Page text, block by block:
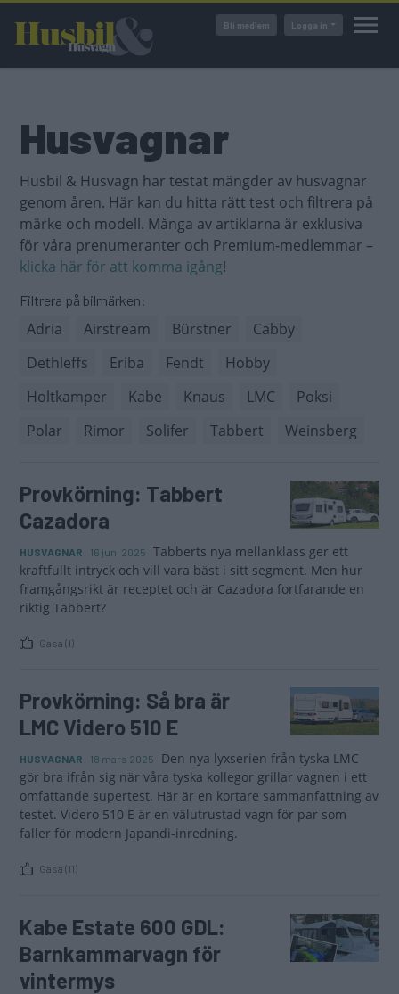
huvudinnehåll
Bli medlem Logga in
Husvagnar
Husbil & Husvagn har testat mängder av husvagnar
genom åren. Här kan du hitta rätt test och filtrera på
märke och modell. Många av artiklarna är exklusiva
för våra prenumeranter och Premium-medlemmar –
klicka här för att komma igång!
Filtrera på bilmärken:
Adria Airstream Bürstner
Cabby
Dethleffs
Eriba Fendt
Hobby
Holtkamper
Kabe Knaus LMC
Poksi
Polar
Rimor Solifer Tabbert Weinsberg
Provkörning: Tabbert
Cazadora
HUSVAGNAR 16 juni 2025
Tabberts nya mellanklass ger ett
kraftfullt intryck och vill vara bäst i sitt segment. Men hur
framgångsrikt är receptet och är Cazadora fortfarande en
riktig Tabbert?
Gasa (1)
Provkörning: Så bra är
LMC Videro 510 E
HUSVAGNAR 18 mars 2025
Den nya lyxserien från tyska LMC
gör bra ifrån sig när våra tyska kollegor grillar vagnen i ett
omfattande supertest. Här är en kortare sammanfattning av
testet. Videro 510 E är en välutrustad vagn för par som
faller för modern Japandi-inredning.
Gasa (11)
Kabe Estate 600 GDL:
Barnkammarvagn för
vintermys